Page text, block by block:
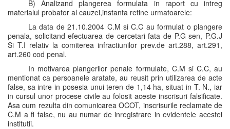
B) Analizand plangerea formulata in raport cu intreg
materialul probator al cauzei,instanta retine urmatoarele:
La data de 21.10.2004 C.M si C.C au formulat o plangere
penala, solicitand efectuarea de cercetari fata de P.G sen, P.G.J
Si T.I relativ la comiterea infractiunilor prev.de art.288, art.291,
art.260 cod penal.
In motivarea plangerilor penale formulate, C.M si C.C, au
mentionat ca persoanele aratate, au reusit prin utilizarea de acte
false, sa intre in posesia unui teren de 1,14 ha, situat in T. N., iar
in cursul unor procese civile au folosit aceste inscrisuri falsificate.
Asa cum rezulta din comunicarea OCOT, inscrisurile reclamate de
C.M a fi false, nu au numar de inregistrare in evidentele acestei
institutii.